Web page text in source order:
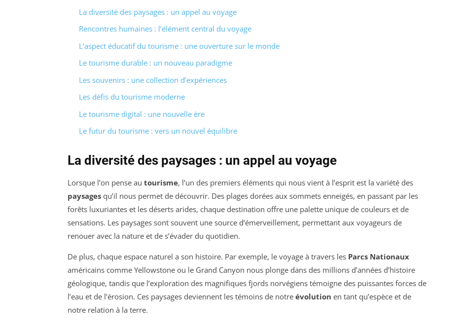
La diversité des paysages : un appel au voyage
Rencontres humaines : l’élément central du voyage
L’aspect éducatif du tourisme : une ouverture sur le monde
Le tourisme durable : un nouveau paradigme
Les souvenirs : une collection d’expériences
Les défis du tourisme moderne
Le tourisme digital : une nouvelle ère
Le futur du tourisme : vers un nouvel équilibre
La diversité des paysages : un appel au voyage
Lorsque l’on pense au tourisme, l’un des premiers éléments qui nous vient à l’esprit est la variété des
paysages qu’il nous permet de découvrir. Des plages dorées aux sommets enneigés, en passant par les
forêts luxuriantes et les déserts arides, chaque destination offre une palette unique de couleurs et de
sensations. Les paysages sont souvent une source d’émerveillement, permettant aux voyageurs de
renouer avec la nature et de s’évader du quotidien.
De plus, chaque espace naturel a son histoire. Par exemple, le voyage à travers les Parcs Nationaux
américains comme Yellowstone ou le Grand Canyon nous plonge dans des millions d’années d’histoire
géologique, tandis que l’exploration des magnifiques fjords norvégiens témoigne des puissantes forces de
l’eau et de l’érosion. Ces paysages deviennent les témoins de notre évolution en tant qu’espèce et de
notre relation à la terre.